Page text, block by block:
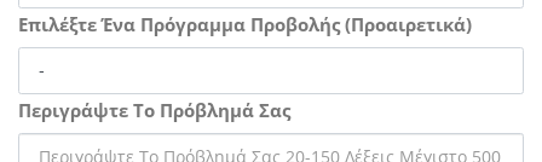
Επιλέξτε Ένα Πρόγραμμα Προβολής (Προαιρετικά)
Περιγράψτε Το Πρόβλημά Σας